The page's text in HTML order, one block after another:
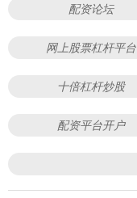
配资论坛
网上股票杠杆平台
十倍杠杆炒股
配资平台开户